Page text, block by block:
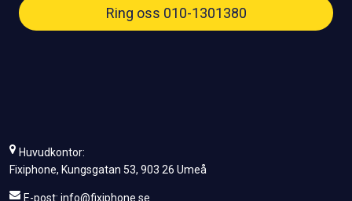
Ring oss 010-1301380
Huvudkontor:
Fixiphone, Kungsgatan 53, 903 26 Umeå
E-post: info@fixiphone.se